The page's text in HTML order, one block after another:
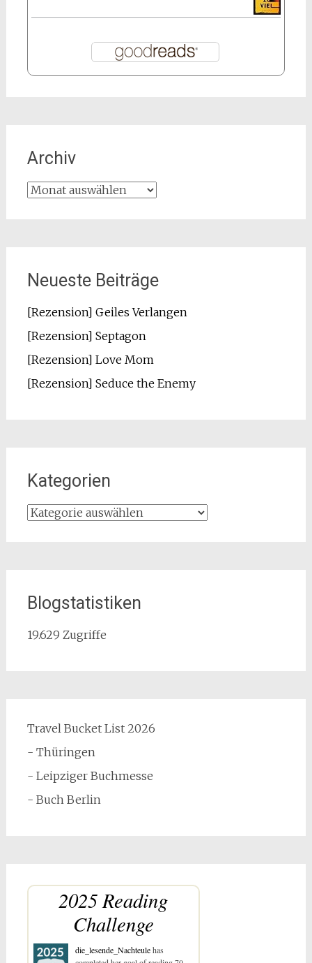
Archiv
Archiv
Neueste Beiträge
[Rezension] Geiles Verlangen
[Rezension] Septagon
[Rezension] Love Mom
[Rezension] Seduce the Enemy
Kategorien
Kategorien
Blogstatistiken
19.629 Zugriffe
Travel Bucket List 2026
- Thüringen
- Leipziger Buchmesse
- Buch Berlin
2025 Reading
Challenge
die_lesende_Nachteulehas